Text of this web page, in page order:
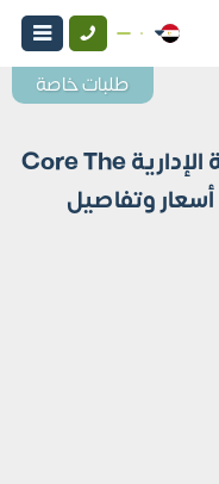
مول كور ذا بيزنس هب العاصمة الإدارية Core The
طلبات خاصة